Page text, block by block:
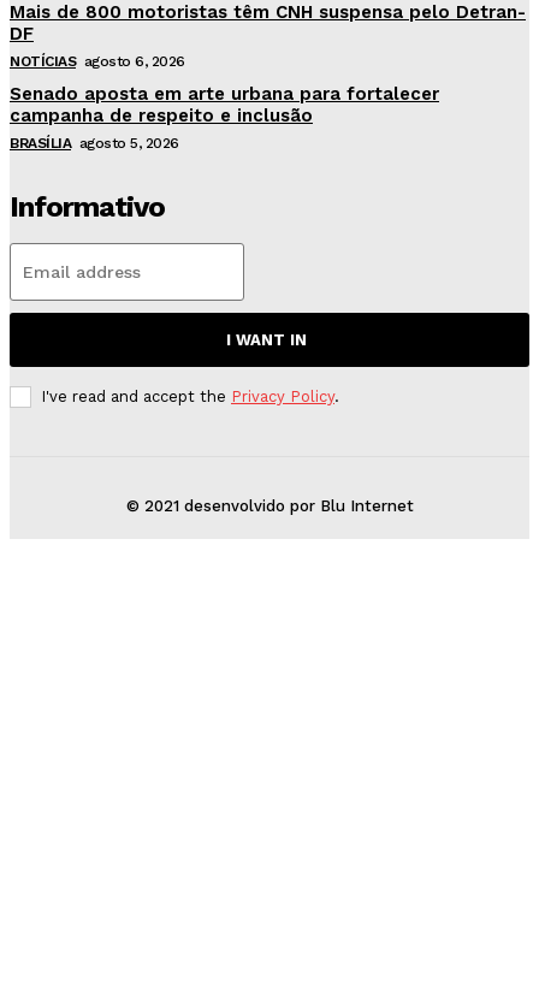
Mais de 800 motoristas têm CNH suspensa pelo Detran-
DF
NOTÍCIAS agosto 6, 2026
Senado aposta em arte urbana para fortalecer
campanha de respeito e inclusão
BRASÍLIA agosto 5, 2026
Informativo
I WANT IN
I've read and accept the Privacy Policy.
© 2021 desenvolvido por Blu Internet